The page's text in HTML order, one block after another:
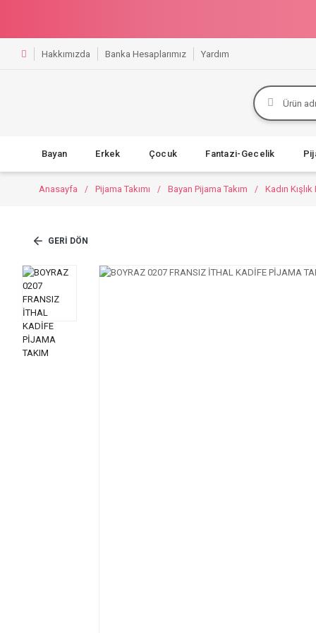
Hakkımızda Banka Hesaplarımız Yardım
Bayan Erkek Çocuk Fantazi-Gecelik
Anasayfa Pijama Takımı Bayan Pijama Takım Kadın Kışlık
GERI DÖN